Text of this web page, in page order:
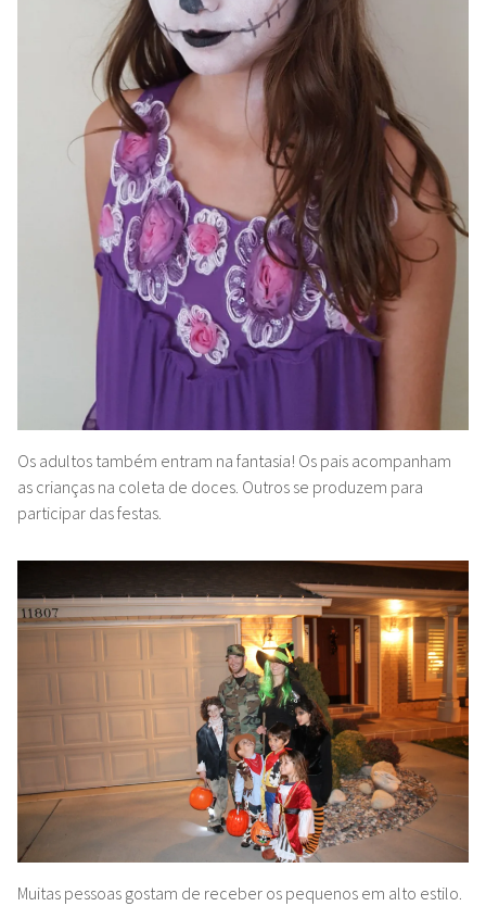
Os adultos também entram na fantasia! Os pais acompanham
as crianças na coleta de doces. Outros se produzem para
participar das festas.
Muitas pessoas gostam de receber os pequenos em alto estilo.